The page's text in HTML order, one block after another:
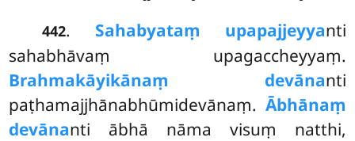
442. Sahabyataṃ upapajjeyyanti
sahabhāvaṃ upagaccheyyaṃ.
Brahmakāyikānaṃ devānanti
paṭhamajjhānabhūmidevānaṃ. Ābhānaṃ
devānanti ābhā nāma visuṃ natthi,